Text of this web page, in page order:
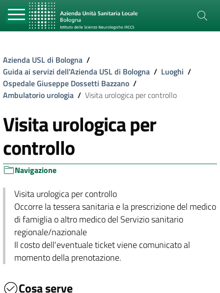
Azienda USL di Bologna /
Guida ai servizi dell'Azienda USL di Bologna / Luoghi /
Ospedale Giuseppe Dossetti Bazzano /
Ambulatorio urologia / Visita urologica per controllo
Visita urologica per
controllo
Navigazione
Visita urologica per controllo
Occorre la tessera sanitaria e la prescrizione del medico
di famiglia o altro medico del Servizio sanitario
regionale/nazionale
Il costo dell'eventuale ticket viene comunicato al
momento della prenotazione.
Cosa serve